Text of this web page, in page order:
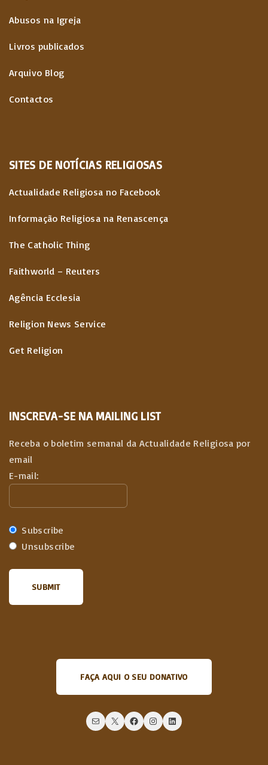
Abusos na Igreja
Livros publicados
Arquivo Blog
Contactos
SITES DE NOTÍCIAS RELIGIOSAS
Actualidade Religiosa no Facebook
Informação Religiosa na Renascença
The Catholic Thing
Faithworld – Reuters
Agência Ecclesia
Religion News Service
Get Religion
INSCREVA-SE NA MAILING LIST
Receba o boletim semanal da Actualidade Religiosa por
email
E-mail:
Subscribe
Unsubscribe
FAÇA AQUI O SEU DONATIVO
Mail X Facebook Instagram LinkedIn